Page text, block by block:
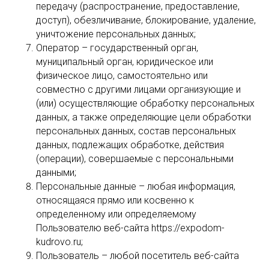
передачу (распространение, предоставление,
доступ), обезличивание, блокирование, удаление,
уничтожение персональных данных;
Оператор – государственный орган,
муниципальный орган, юридическое или
физическое лицо, самостоятельно или
совместно с другими лицами организующие и
(или) осуществляющие обработку персональных
данных, а также определяющие цели обработки
персональных данных, состав персональных
данных, подлежащих обработке, действия
(операции), совершаемые с персональными
данными;
Персональные данные – любая информация,
относящаяся прямо или косвенно к
определенному или определяемому
Пользователю веб-сайта https://expodom-
kudrovo.ru;
Пользователь – любой посетитель веб-сайта